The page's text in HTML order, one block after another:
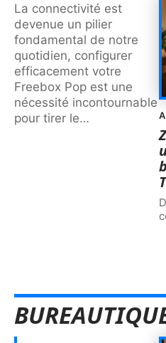
La connectivité est
devenue un pilier
fondamental de notre
quotidien, configurer
efficacement votre
Freebox Pop est une
nécessité incontournable
pour tirer le…